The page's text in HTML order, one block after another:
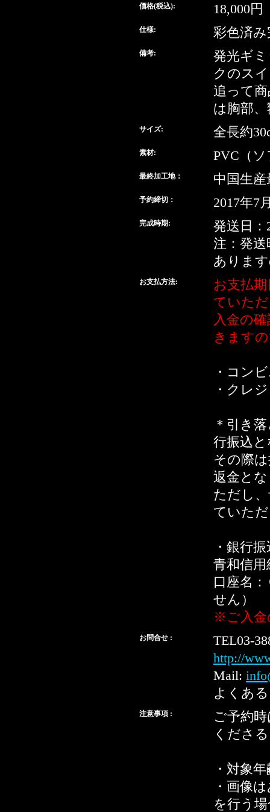
価格(税込): 18,000円
仕様: 彩色済
備考:
発光ギ
クのス
追って
は胸部
サイズ: 全長約
素材: PVC（
最終加工地： 中国生
予約締切： 2017年7
完成時期:
発送日：
注：発
ありま
お支払方法:
お支払
ていた
入金の
きます
・コン
・クレ
＊引き
行振込
その際
返金と
ただし
ていた
・銀行
青和信
口座名
せん）
※ご入金
お問合せ :
TEL03-
http://
Mail:
よくあ
注意事項 :
ご予約
くださ
・対象
・画像
を行う